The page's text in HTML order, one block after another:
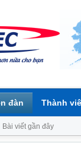
đàn
Bài viết gần đây
Thành